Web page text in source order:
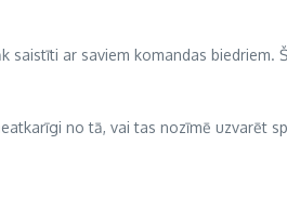
ar saviem komandas
no tā, vai tas nozīmē uzvarēt